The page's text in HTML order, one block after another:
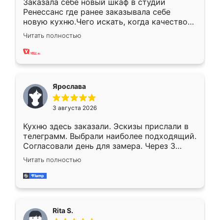
Заказала себе новый шкаф в студии
Ренессанс где ранее заказывала себе
новую кухню.Чего искать, когда качеством
вполне довольна. Служит кухня уже почти
два года, нареканий нет.
Читать полностью
Ярослава
3 августа 2026
Кухню здесь заказали. Эскизы прислали в
телеграмм. Выбрали наиболее подходящий.
Согласовали день для замера. Через 3
недели кухня была уже готова. Остались
довольны работой. Спасибо Ренессанс
мебель за качественную работу!
Читать полностью
Rita S.